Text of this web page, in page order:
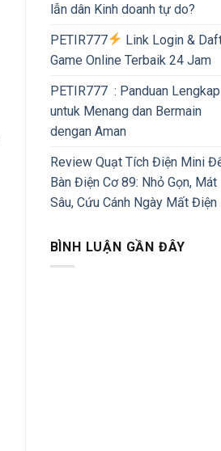
lẫn dân Kinh doanh tự do?
PETIR777
Link Login &
Game Online Terbaik 24 Jam
PETIR777 : Panduan Lengkap
untuk Menang dan Bermain
dengan Aman
Review Quạt Tích Điện Mini
Bàn Điện Cơ 89: Nhỏ Gọn, Mát
Sâu, Cứu Cánh Ngày Mất Điện
BÌNH LUẬN GẦN ĐÂY